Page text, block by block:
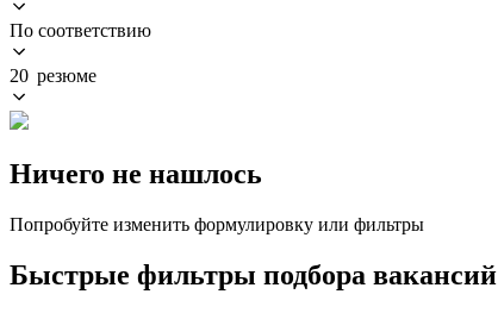
По соответствию
20 резюме
Ничего не нашлось
Попробуйте изменить формулировку или фильтры
Быстрые фильтры подбора вакансий